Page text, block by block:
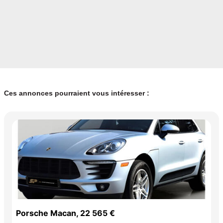
Ces annonces pourraient vous intéresser :
Porsche Macan, 22 565 €